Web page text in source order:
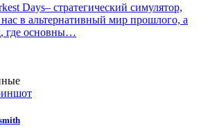
Days– стратегический симулятор,
в альтернативный мир прошлого, а
где основны…